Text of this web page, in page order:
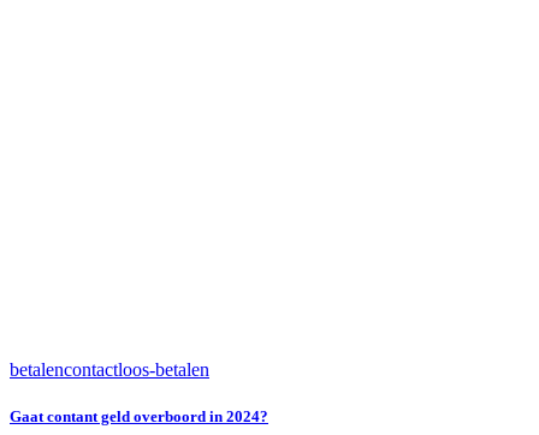
betalencontactloos-betalen
Gaat contant geld overboord in 2024?